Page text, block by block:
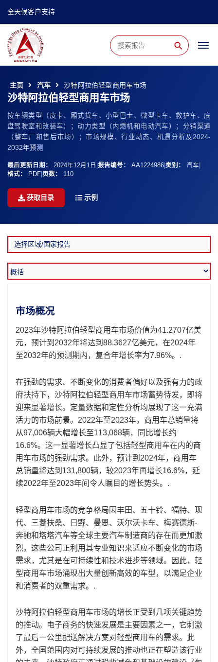
全天候客户支持
⚲
主页 汽车 沙特阿拉伯轻型商用车市场
沙特阿拉伯轻型商用车市场
按车辆类型（皮卡、厢式货车、小型巴士、微型卡车、救护车、底
盘驾驶室和改装车）；动力类型（内燃机和电动汽车）；分销渠道
（整车厂和售后市场）；市场规模、行业动态、机遇分析及2024-
2032年预测
最后更新日期： 2024年12月1日 报告编号： AA1224986 类别： 汽车
格式：
PDF 页数： 110
获取目录 示例
市场概况
2023年沙特阿拉伯轻型商用车市场价值为41.2707亿美
元，预计到2032年将达到88.3627亿美元，在2024年
至2032年的预测期内，复合年增长率为7.96%。.
在强劲的需求、不断变化的消费者偏好以及强有力的政
府扶持下，沙特阿拉伯轻型商用车市场蓄势待发，即将
迎来显著增长。定量数据和定性分析均展现了这一充满
活力的市场前景。2022年至2023年，商用车总销量将
从97,006辆大幅增长至113,068辆，同比增长约
16.6%。这一显著增长凸显了包括轻型商用车在内的商
用车市场的强劲需求。此外，预计到2024年，商用车
总销量将达到131,800辆，较2023年再增长16.6%，延
续2022年至2023年间令人瞩目的增长势头。.
轻型商用车市场的竞争格局因丰田、五十铃、福特、现
代、三菱扶桑、日野、曼恩、沃尔沃卡车、梅赛德斯-
奔驰和塔塔汽车等全球主要汽车制造商的存在而更加激
烈。这些公司正利用其专业知识来适应不断变化的市场
需求，尤其是在可持续性和技术进步等领域。因此，轻
型商用车市场涌现出大量创新高效的车型，以满足企业
和消费者的双重需求。.
沙特阿拉伯轻型商用车市场的增长正受到几项关键趋势
的推动。电子商务的快速发展是主要因素之一，它刺激
了最后一公里配送解决方案对轻型商用车的需求。此
外，全国范围内对可持续发展的推动也正在塑造该行业